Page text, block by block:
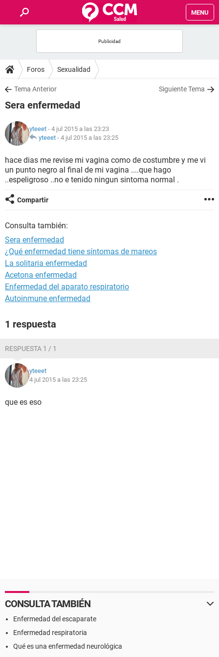
MENU
FOROS
SALUD
NUTRICIÓN
BIENESTAR
Foros Sexualidad
Tema Anterior Siguiente Tema
Sera enfermedad
yteeet - 4 jul 2015 a las 23:23
yteeet - 4 jul 2015 a las 23:25
hace dias me revise mi vagina como de costumbre y me vi
un punto negro al final de mi vagina ....que hago
..espeligroso ..no e tenido ningun sintoma normal .
Compartir
Consulta también:
Sera enfermedad
¿Qué enfermedad tiene síntomas de mareos
La solitaria enfermedad
Acetona enfermedad
Enfermedad del aparato respiratorio
Autoinmune enfermedad
1 respuesta
RESPUESTA 1 / 1
yteeet
4 jul 2015 a las 23:25
que es eso
CONSULTA TAMBIÉN
Enfermedad del escaparate
Enfermedad respiratoria
Qué es una enfermedad neurológica